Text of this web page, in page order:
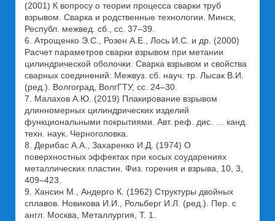
(2001) К вопросу о теории процесса сварки труб
взрывом. Сварка и родственные технологии. Минск,
Республ. межвед. сб., сс. 37–39.
6. Атрощенко Э.С., Розен А.Е., Лось И.С. и др. (2000)
Расчет параметров сварки взрывом при метании
цилиндрической оболочки. Сварка взрывом и свойства
сварных соединений: Межвуз. сб. науч. тр. Лысак В.И.
(ред.). Волгоград, ВолгГТУ, сс. 24–30.
7. Малахов А.Ю. (2019) Плакирование взрывом
длинномерных цилиндрических изделий
функциональными покрытиями. Авт. реф. дис. … канд.
техн. наук. Черноголовка.
8. Дерибас А.А., Захаренко И.Д. (1974) О
поверхностных эффектах при косых соударениях
металлических пластин. Физ. горения и взрыва, 10, 3,
409–423.
9. Хансин М., Андерго К. (1962) Структуры двойных
сплавов. Новикова И.И., Рольберг И.Л. (ред.). Пер. с
англ. Москва, Металлургия, Т. 1.